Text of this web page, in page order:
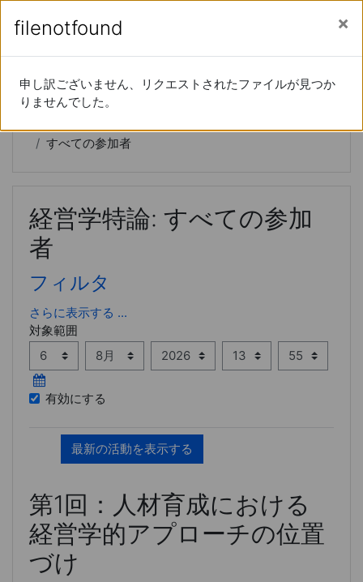
サイドパネル
あなたは現在ゲストアクセスを利用しています (ロ
グイン )
経営学特論
すべての参加者
経営学特論: すべての参加
者
フィルタ
さらに表示する ...
対象範囲
対象範囲
有効にする
第1回：人材育成における
経営学的アプローチの位置
づけ
filenotfound
申し訳ございません、リクエストされたファイルが見つか
りませんでした。
filenotfound
申し訳ございません、リクエストされたファイルが見つか
りませんでした。